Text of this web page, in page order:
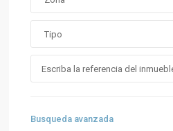
Busqueda avanzada